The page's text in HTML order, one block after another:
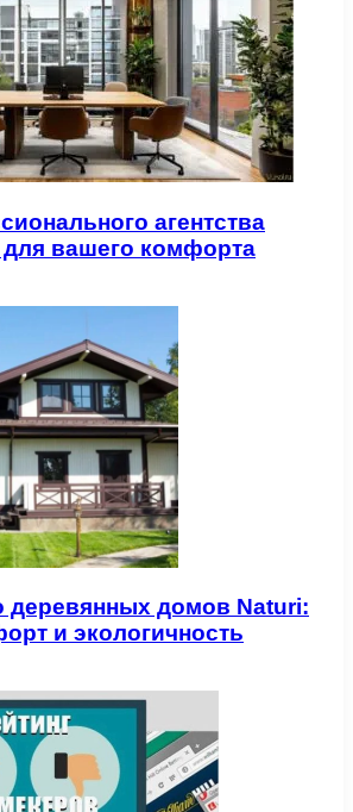
агентства
вашего комфорта
деревянных домов Naturi:
и экологичность